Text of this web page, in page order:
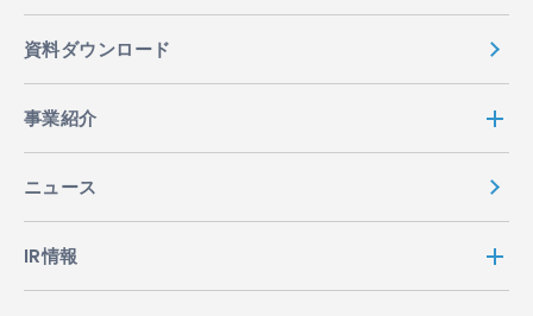
資料ダウンロード
事業紹介
ニュース
IR情報